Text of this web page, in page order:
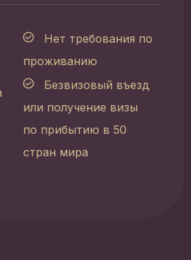
Нет требования по
проживанию
Безвизовый въезд
или получение визы
по прибытию в 50
стран мира